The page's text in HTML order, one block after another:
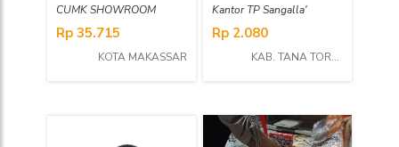
CUMK SHOWROOM
Rp 35.715
KOTA MAKASSAR
Kantor TP Sangalla'
Rp 2.080
KAB. TANA TORAJA